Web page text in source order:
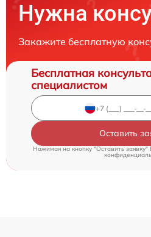
Нужна
Закажите бесплатную
Бесплатная
специалистом
Оставить
Нажимая на кнопку "Оставить